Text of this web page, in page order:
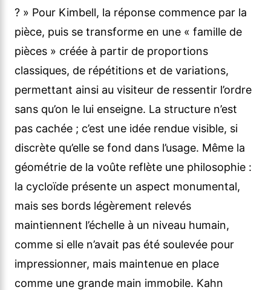
? » Pour Kimbell, la réponse commence par la
pièce, puis se transforme en une « famille de
pièces » créée à partir de proportions
classiques, de répétitions et de variations,
permettant ainsi au visiteur de ressentir l’ordre
sans qu’on le lui enseigne. La structure n’est
pas cachée ; c’est une idée rendue visible, si
discrète qu’elle se fond dans l’usage. Même la
géométrie de la voûte reflète une philosophie :
la cycloïde présente un aspect monumental,
mais ses bords légèrement relevés
maintiennent l’échelle à un niveau humain,
comme si elle n’avait pas été soulevée pour
impressionner, mais maintenue en place
comme une grande main immobile. Kahn